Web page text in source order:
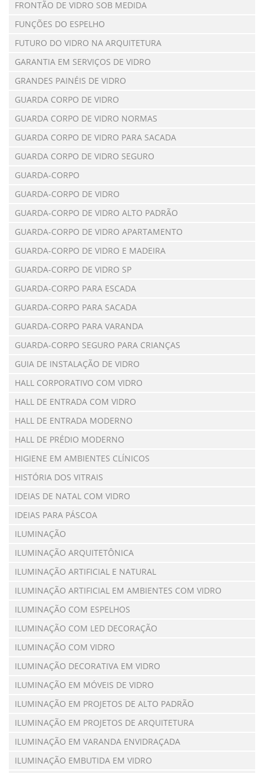
FRONTÃO DE VIDRO SOB MEDIDA
FUNÇÕES DO ESPELHO
FUTURO DO VIDRO NA ARQUITETURA
GARANTIA EM SERVIÇOS DE VIDRO
GRANDES PAINÉIS DE VIDRO
GUARDA CORPO DE VIDRO
GUARDA CORPO DE VIDRO NORMAS
GUARDA CORPO DE VIDRO PARA SACADA
GUARDA CORPO DE VIDRO SEGURO
GUARDA-CORPO
GUARDA-CORPO DE VIDRO
GUARDA-CORPO DE VIDRO ALTO PADRÃO
GUARDA-CORPO DE VIDRO APARTAMENTO
GUARDA-CORPO DE VIDRO E MADEIRA
GUARDA-CORPO DE VIDRO SP
GUARDA-CORPO PARA ESCADA
GUARDA-CORPO PARA SACADA
GUARDA-CORPO PARA VARANDA
GUARDA-CORPO SEGURO PARA CRIANÇAS
GUIA DE INSTALAÇÃO DE VIDRO
HALL CORPORATIVO COM VIDRO
HALL DE ENTRADA COM VIDRO
HALL DE ENTRADA MODERNO
HALL DE PRÉDIO MODERNO
HIGIENE EM AMBIENTES CLÍNICOS
HISTÓRIA DOS VITRAIS
IDEIAS DE NATAL COM VIDRO
IDEIAS PARA PÁSCOA
ILUMINAÇÃO
ILUMINAÇÃO ARQUITETÔNICA
ILUMINAÇÃO ARTIFICIAL E NATURAL
ILUMINAÇÃO ARTIFICIAL EM AMBIENTES COM VIDRO
ILUMINAÇÃO COM ESPELHOS
ILUMINAÇÃO COM LED DECORAÇÃO
ILUMINAÇÃO COM VIDRO
ILUMINAÇÃO DECORATIVA EM VIDRO
ILUMINAÇÃO EM MÓVEIS DE VIDRO
ILUMINAÇÃO EM PROJETOS DE ALTO PADRÃO
ILUMINAÇÃO EM PROJETOS DE ARQUITETURA
ILUMINAÇÃO EM VARANDA ENVIDRAÇADA
ILUMINAÇÃO EMBUTIDA EM VIDRO